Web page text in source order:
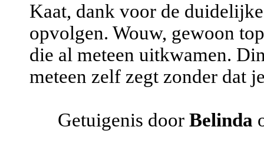
Kaat, dank voor de
opvolgen. Wouw, gewoon
die al meteen uitkwamen.
meteen zelf zegt zonder dat
Getuigenis door Belinda